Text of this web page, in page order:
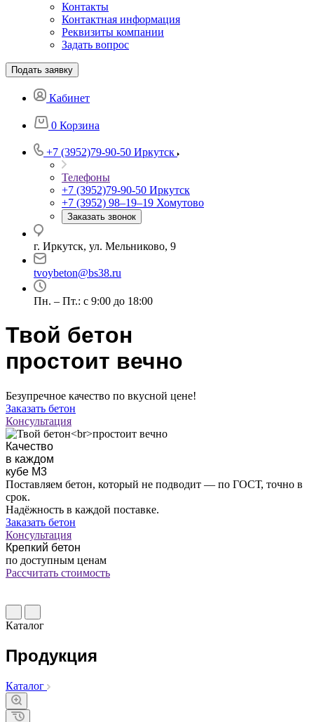
Контакты
Контактная информация
Реквизиты компании
Задать вопрос
Подать заявку
Кабинет
0 Корзина
+7 (3952)79-90-50 Иркутск
Телефоны
+7 (3952)79-90-50 Иркутск
+7 (3952) 98‒19‒19 Хомутово
Заказать звонок
г. Иркутск, ул. Мельниково, 9
tvoybeton@bs38.ru
Пн. – Пт.: с 9:00 до 18:00
Твой бетон
простоит вечно
Безупречное качество по вкусной цене!
Заказать бетон
Консультация
Качество
в каждом
кубе M3
Поставляем бетон, который не подводит — по ГОСТ, точно в
срок.
Надёжность в каждой поставке.
Заказать бетон
Консультация
Крепкий бетон
по доступным ценам
Рассчитать стоимость
Каталог
Продукция
Каталог